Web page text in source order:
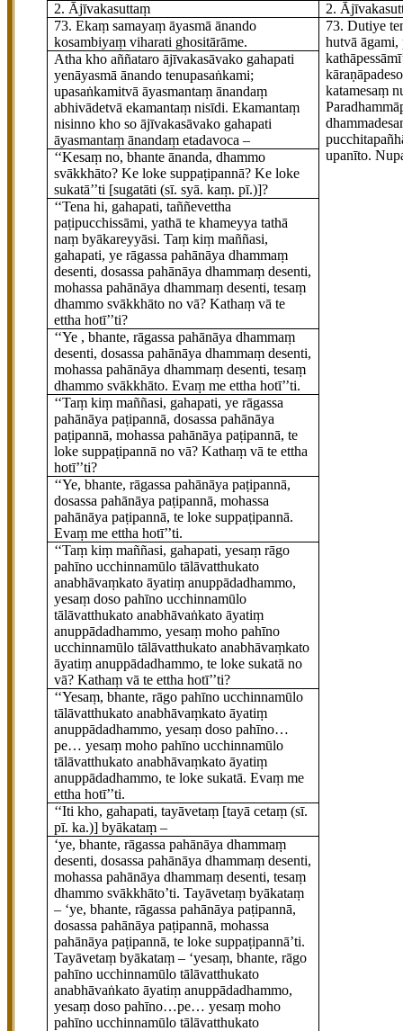
2. Ājīvakasuttaṃ
2.
73. Ekaṃ samayaṃ āyasmā ānando
kosambiyaṃ viharati ghositārāme.
73. Dutiye
hutvā āgami,
katamesaṃ
upanīto.
Atha kho aññataro ājīvakasāvako gahapati
yenāyasmā ānando tenupasaṅkami;
upasaṅkamitvā āyasmantaṃ ānandaṃ
abhivādetvā ekamantaṃ nisīdi. Ekamantaṃ
nisinno kho so ājīvakasāvako gahapati
āyasmantaṃ ānandaṃ etadavoca –
‘‘Kesaṃ no, bhante ānanda, dhammo
svākkhāto? Ke loke suppaṭipannā? Ke loke
sukatā’’ti [sugatāti (sī. syā. kaṃ. pī.)]?
‘‘Tena hi, gahapati, taññevettha
paṭipucchissāmi, yathā te khameyya tathā
naṃ byākareyyāsi. Taṃ kiṃ maññasi,
gahapati, ye rāgassa pahānāya dhammaṃ
desenti, dosassa pahānāya dhammaṃ desenti,
mohassa pahānāya dhammaṃ desenti, tesaṃ
dhammo svākkhāto no vā? Kathaṃ vā te
ettha hotī’’ti?
‘‘Ye , bhante, rāgassa pahānāya dhammaṃ
desenti, dosassa pahānāya dhammaṃ desenti,
mohassa pahānāya dhammaṃ desenti, tesaṃ
dhammo svākkhāto. Evaṃ me ettha hotī’’ti.
‘‘Taṃ kiṃ maññasi, gahapati, ye rāgassa
pahānāya paṭipannā, dosassa pahānāya
paṭipannā, mohassa pahānāya paṭipannā, te
loke suppaṭipannā no vā? Kathaṃ vā te ettha
hotī’’ti?
‘‘Ye, bhante, rāgassa pahānāya paṭipannā,
dosassa pahānāya paṭipannā, mohassa
pahānāya paṭipannā, te loke suppaṭipannā.
Evaṃ me ettha hotī’’ti.
‘‘Taṃ kiṃ maññasi, gahapati, yesaṃ rāgo
pahīno ucchinnamūlo tālāvatthukato
anabhāvaṃkato āyatiṃ anuppādadhammo,
yesaṃ doso pahīno ucchinnamūlo
tālāvatthukato anabhāvaṅkato āyatiṃ
anuppādadhammo, yesaṃ moho pahīno
ucchinnamūlo tālāvatthukato anabhāvaṃkato
āyatiṃ anuppādadhammo, te loke sukatā no
vā? Kathaṃ vā te ettha hotī’’ti?
‘‘Yesaṃ, bhante, rāgo pahīno ucchinnamūlo
tālāvatthukato anabhāvaṃkato āyatiṃ
anuppādadhammo, yesaṃ doso pahīno…
pe… yesaṃ moho pahīno ucchinnamūlo
tālāvatthukato anabhāvaṃkato āyatiṃ
anuppādadhammo, te loke sukatā. Evaṃ me
ettha hotī’’ti.
‘‘Iti kho, gahapati, tayāvetaṃ [tayā cetaṃ (sī.
pī. ka.)]byākataṃ –
‘ye, bhante, rāgassa pahānāya dhammaṃ
desenti, dosassa pahānāya dhammaṃ desenti,
mohassa pahānāya dhammaṃ desenti, tesaṃ
dhammo svākkhāto’ti. Tayāvetaṃ byākataṃ
– ‘ye, bhante, rāgassa pahānāya paṭipannā,
dosassa pahānāya paṭipannā, mohassa
pahānāya paṭipannā, te loke suppaṭipannā’ti.
Tayāvetaṃ byākataṃ – ‘yesaṃ, bhante, rāgo
pahīno ucchinnamūlo tālāvatthukato
anabhāvaṅkato āyatiṃ anuppādadhammo,
yesaṃ doso pahīno…pe… yesaṃ moho
pahīno ucchinnamūlo tālāvatthukato